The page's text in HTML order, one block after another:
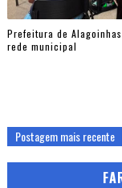
Prefeitura de
rede municipal
Postagem mais recente